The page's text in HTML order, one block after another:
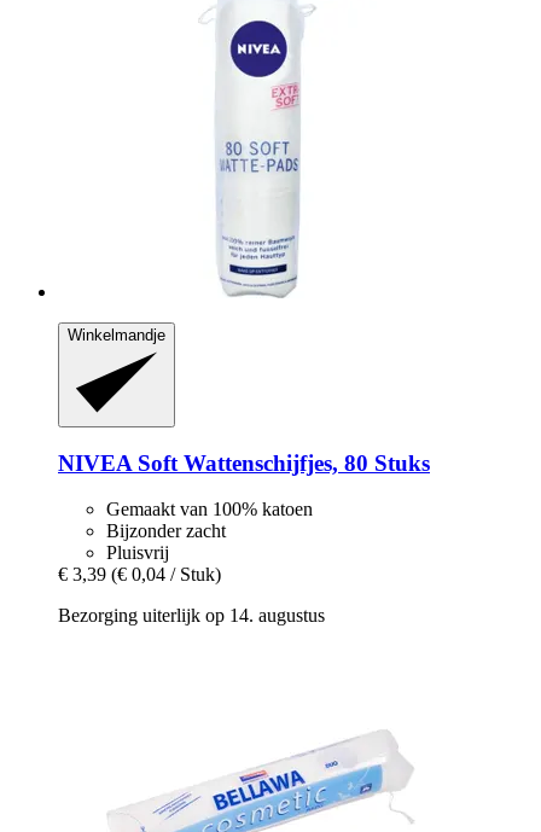
Winkelmandje
NIVEA Soft Wattenschijfjes, 80 Stuks
Gemaakt van 100% katoen
Bijzonder zacht
Pluisvrij
€ 3,39 (€ 0,04 / Stuk)
Bezorging uiterlijk op 14. augustus